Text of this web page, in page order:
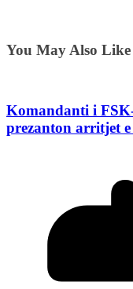
You May Also Like
Komandanti i
prezanton arritjet e